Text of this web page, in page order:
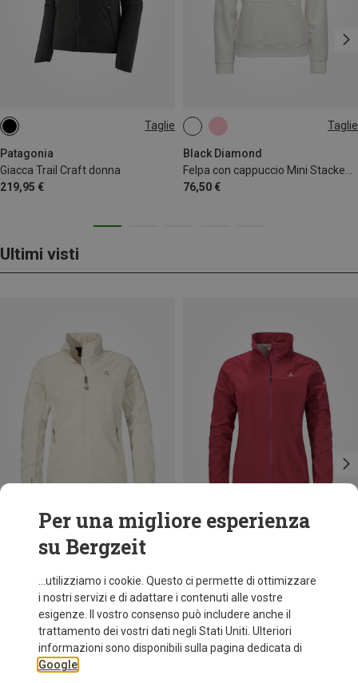
Taglie
Patagonia
Giacca Trail Craft donna
219,95 €
XS Taglie
Black Diamond
76,50 €
M
Ultimi visti
Risparmi 37%
Per una migliore esperienza
su Bergzeit
...utilizziamo i cookie. Questo ci permette di ottimizzare
i nostri servizi e di adattare i contenuti alle vostre
esigenze. Il vostro consenso può includere anche il
trattamento dei vostri dati negli Stati Uniti. Ulteriori
informazioni sono disponibili sulla pagina dedicata di
Google